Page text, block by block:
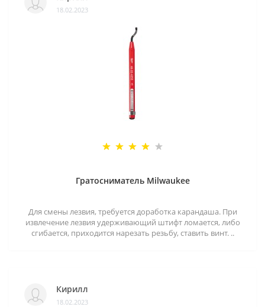
18.02.2023
Гратосниматель Milwaukee
Для смены лезвия, требуется доработка карандаша. При
извлечение лезвия удерживающий штифт ломается, либо
сгибается, приходится нарезать резьбу, ставить винт. ..
Кирилл
18.02.2023